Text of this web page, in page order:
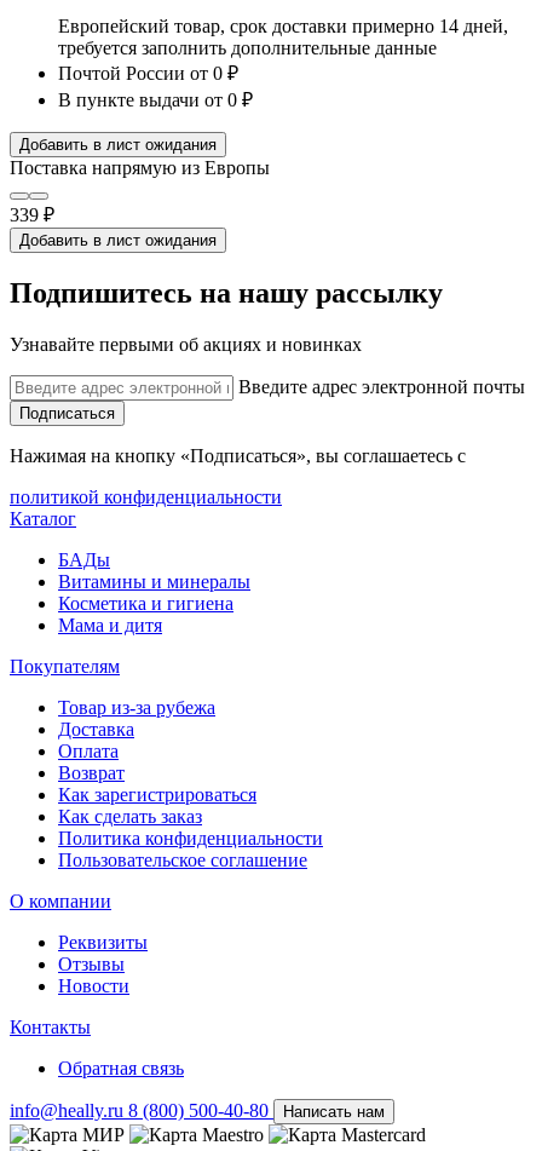
Европейский товар, срок доставки примерно 14 дней,
требуется заполнить дополнительные данные
Почтой России от 0 ₽
В пункте выдачи от 0 ₽
Добавить в лист ожидания
Поставка напрямую из Европы
339 ₽
Добавить в лист ожидания
Подпишитесь на нашу рассылку
Узнавайте первыми об акциях и новинках
Введите адрес электронной почты
Подписаться
Нажимая на кнопку «Подписаться», вы соглашаетесь с
политикой конфиденциальности
Каталог
БАДы
Витамины и минералы
Косметика и гигиена
Мама и дитя
Покупателям
Товар из-за рубежа
Доставка
Оплата
Возврат
Как зарегистрироваться
Как сделать заказ
Политика конфиденциальности
Пользовательское соглашение
О компании
Реквизиты
Отзывы
Новости
Контакты
Обратная связь
info@heally.ru 8 (800) 500-40-80 Написать нам